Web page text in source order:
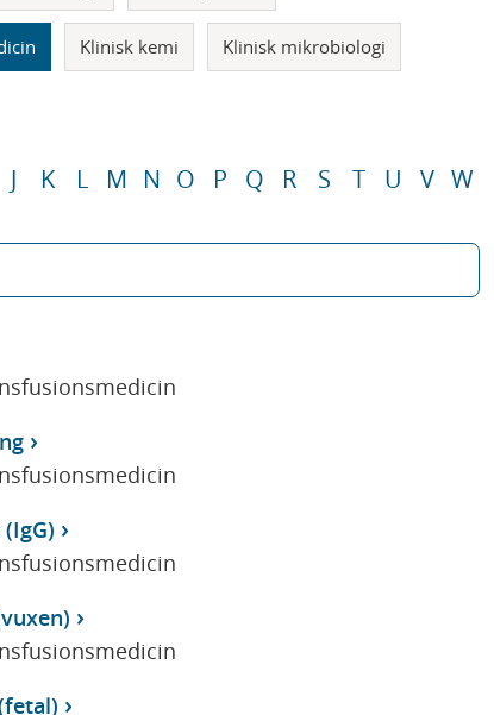
Klinisk kemi Klinisk mikrobiologi
J K L M N O P Q R S T U V W